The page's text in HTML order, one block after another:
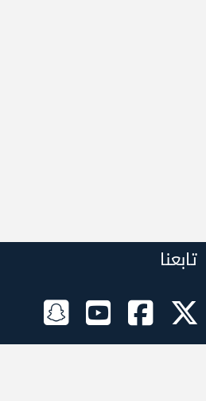
تابعنا